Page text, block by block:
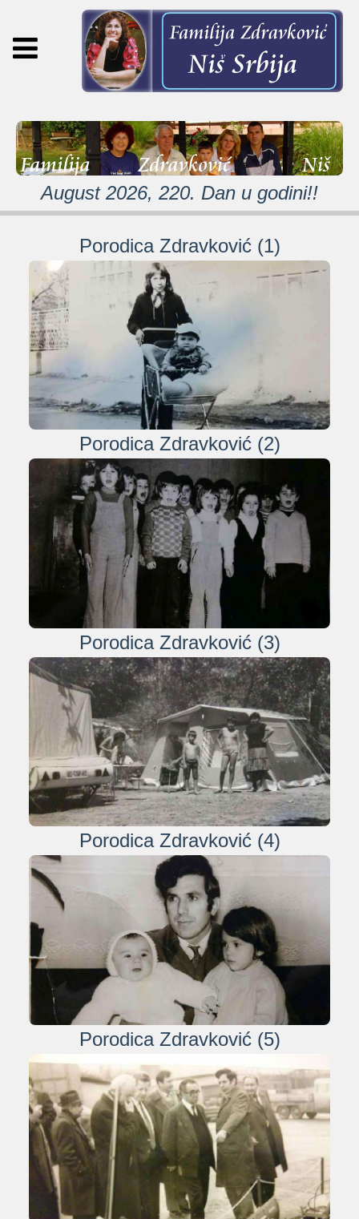
August 2026, 220. Dan u godini!!
Porodica Zdravković (1)
Porodica Zdravković (2)
Porodica Zdravković (3)
Porodica Zdravković (4)
Porodica Zdravković (5)